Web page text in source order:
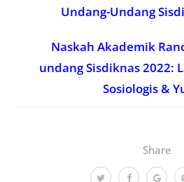
Share
Undang-Undang
Naskah Akademik
undang Sisdiknas 2022:
Sosiologis &